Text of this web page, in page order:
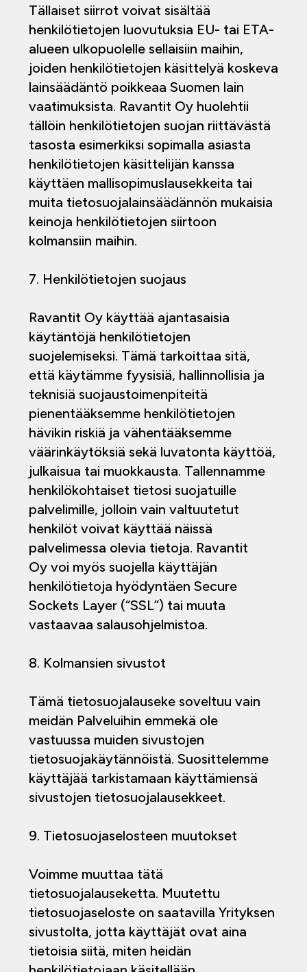
Tällaiset siirrot voivat sisältää
henkilötietojen luovutuksia EU- tai ETA-
alueen ulkopuolelle sellaisiin maihin,
joiden henkilötietojen käsittelyä koskeva
lainsäädäntö poikkeaa Suomen lain
vaatimuksista. Ravantit Oy huolehtii
tällöin henkilötietojen suojan riittävästä
tasosta esimerkiksi sopimalla asiasta
henkilötietojen käsittelijän kanssa
käyttäen mallisopimuslausekkeita tai
muita tietosuojalainsäädännön mukaisia
keinoja henkilötietojen siirtoon
kolmansiin maihin.
7. Henkilötietojen suojaus
Ravantit Oy käyttää ajantasaisia
käytäntöjä henkilötietojen
suojelemiseksi. Tämä tarkoittaa sitä,
että käytämme fyysisiä, hallinnollisia ja
teknisiä suojaustoimenpiteitä
pienentääksemme henkilötietojen
hävikin riskiä ja vähentääksemme
väärinkäytöksiä sekä luvatonta käyttöä,
julkaisua tai muokkausta. Tallennamme
henkilökohtaiset tietosi suojatuille
palvelimille, jolloin vain valtuutetut
henkilöt voivat käyttää näissä
palvelimessa olevia tietoja. Ravantit
Oy voi myös suojella käyttäjän
henkilötietoja hyödyntäen Secure
Sockets Layer (“SSL”) tai muuta
vastaavaa salausohjelmistoa.
8. Kolmansien sivustot
Tämä tietosuojalauseke soveltuu vain
meidän Palveluihin emmekä ole
vastuussa muiden sivustojen
tietosuojakäytännöistä. Suosittelemme
käyttäjää tarkistamaan käyttämiensä
sivustojen tietosuojalausekkeet.
9. Tietosuojaselosteen muutokset
Voimme muuttaa tätä
tietosuojalauseketta. Muutettu
tietosuojaseloste on saatavilla Yrityksen
sivustolta, jotta käyttäjät ovat aina
tietoisia siitä, miten heidän